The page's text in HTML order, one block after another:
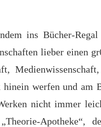
ins Bücher-
lieber einen
werfen und am
nicht immer
Apotheke“,